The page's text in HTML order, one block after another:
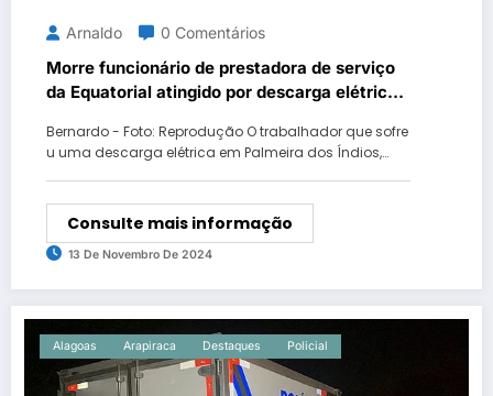
Arnaldo 0 Comentários
Morre funcionário de prestadora de serviço
da Equatorial atingido por descarga elétrica;
Bernardo - Foto: Reprodução O trabalhador que sofre
u uma descarga elétrica em Palmeira dos Índios,…
Consulte mais informação
13 De Novembro De 2024
Alagoas Arapiraca Destaques Policial